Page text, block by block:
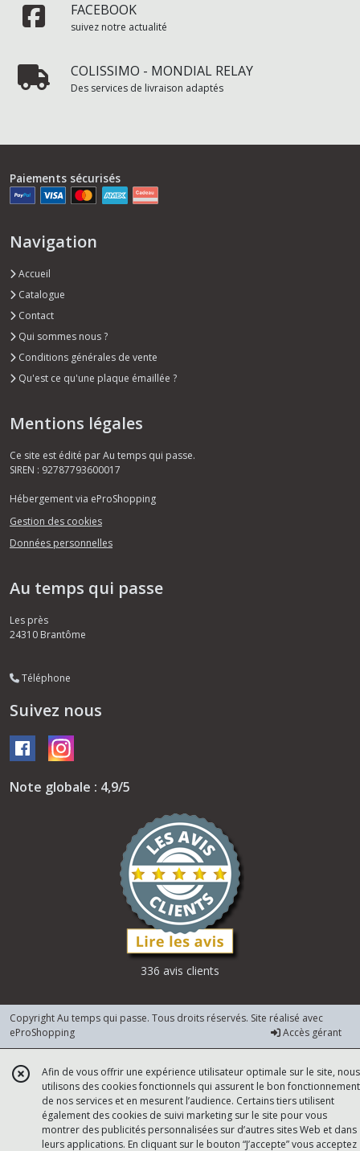
FACEBOOK
suivez notre actualité
COLISSIMO - MONDIAL RELAY
Des services de livraison adaptés
Paiements sécurisés
Navigation
Accueil
Catalogue
Contact
Qui sommes nous ?
Conditions générales de vente
Qu'est ce qu'une plaque émaillée ?
Mentions légales
Ce site est édité par Au temps qui passe.
SIREN : 92787793600017
Hébergement via eProShopping
Gestion des cookies
Données personnelles
Au temps qui passe
Les près
24310 Brantôme
Téléphone
Suivez nous
Note globale : 4,9/5
336 avis clients
Copyright Au temps qui passe. Tous droits réservés. Site réalisé avec
eProShopping
Accès gérant
Afin de vous offrir une expérience utilisateur optimale sur le site, nous
utilisons des cookies fonctionnels qui assurent le bon fonctionnement
de nos services et en mesurent l’audience. Certains tiers utilisent
également des cookies de suivi marketing sur le site pour vous
montrer des publicités personnalisées sur d’autres sites Web et dans
leurs applications. En cliquant sur le bouton “J’accepte” vous acceptez